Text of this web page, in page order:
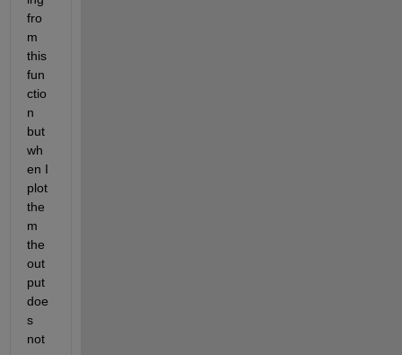
fro
m
this
fun
ctio
n
but
wh
en I
plot
the
m
the
out
put
doe
s
not